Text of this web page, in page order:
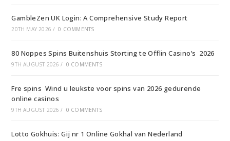
GambleZen UK Login: A Comprehensive Study Report
20TH MAY 2026 / 0 COMMENTS
80 Noppes Spins Buitenshuis Storting te Offlin Casino’s ️ 2026
9TH AUGUST 2026 / 0 COMMENTS
Fre spins ️ Wind u leukste voor spins van 2026 gedurende
online casinos
9TH AUGUST 2026 / 0 COMMENTS
Lotto Gokhuis: Gij nr 1 Online Gokhal van Nederland